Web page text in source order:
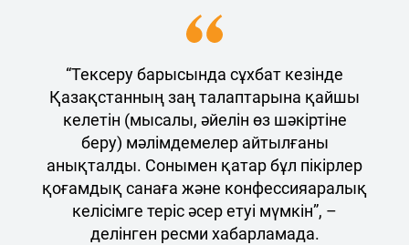
“Тексеру барысында сұхбат кезінде
Қазақстанның заң талаптарына қайшы
келетін (мысалы, әйелін өз шәкіртіне
беру) мәлімдемелер айтылғаны
анықталды. Сонымен қатар бұл пікірлер
қоғамдық санаға және конфессияаралық
келісімге теріс әсер етуі мүмкін”, –
делінген ресми хабарламада.